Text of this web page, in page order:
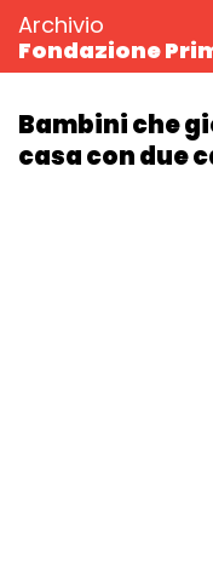
Archivio
Fondazione
Bambini che
casa con due